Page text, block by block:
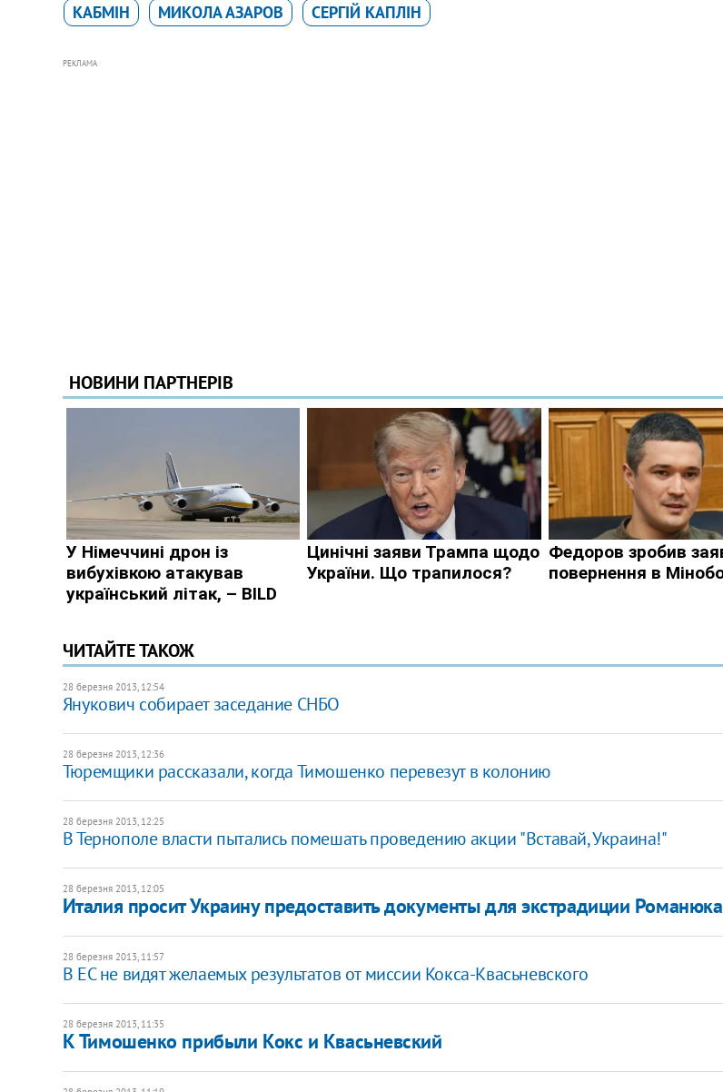
КАБМІН МИКОЛА АЗАРОВ СЕРГІЙ КАПЛІН
РЕКЛАМА
ЧИТАЙТЕ ТАКОЖ
28 березня 2013, 12:54
Янукович собирает заседание СНБО
28 березня 2013, 12:36
Тюремщики рассказали, когда Тимошенко перевезут в колонию
28 березня 2013, 12:25
В Тернополе власти пытались помешать проведению акции "Вставай, Украина!"
28 березня 2013, 12:05
Италия просит Украину предоставить документы для экстрадиции Романюка
28 березня 2013, 11:57
В ЕС не видят желаемых результатов от миссии Кокса-Квасьневского
28 березня 2013, 11:35
К Тимошенко прибыли Кокс и Квасьневский